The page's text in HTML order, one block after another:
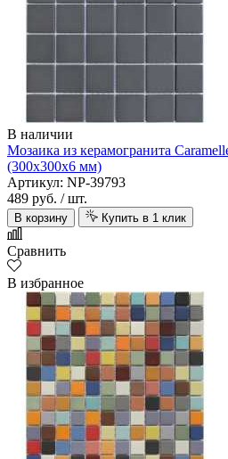
В наличии
Мозаика из керамогранита
(300х300х6 мм)
Артикул: NP-39793
489 руб. / шт.
В корзину Купить в 1 клик
Сравнить
В избранное